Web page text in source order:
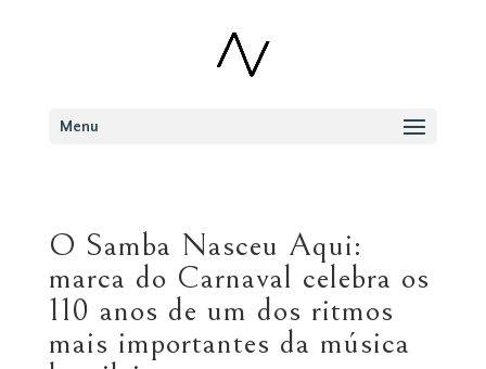
Menu
O Samba Nasceu Aqui:
marca do Carnaval celebra os
110 anos de um dos ritmos
mais importantes da música